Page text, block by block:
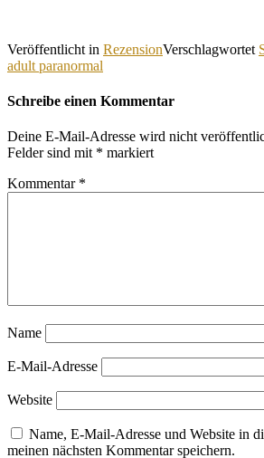
Veröffentlicht in RezensionVerschlagwortet
adult paranormal
Schreibe einen Kommentar
Deine E-Mail-Adresse wird nicht
Felder sind mit * markiert
Kommentar *
Name
E-Mail-Adresse
Website
Name, E-Mail-Adresse und Website in
meinen nächsten Kommentar speichern.